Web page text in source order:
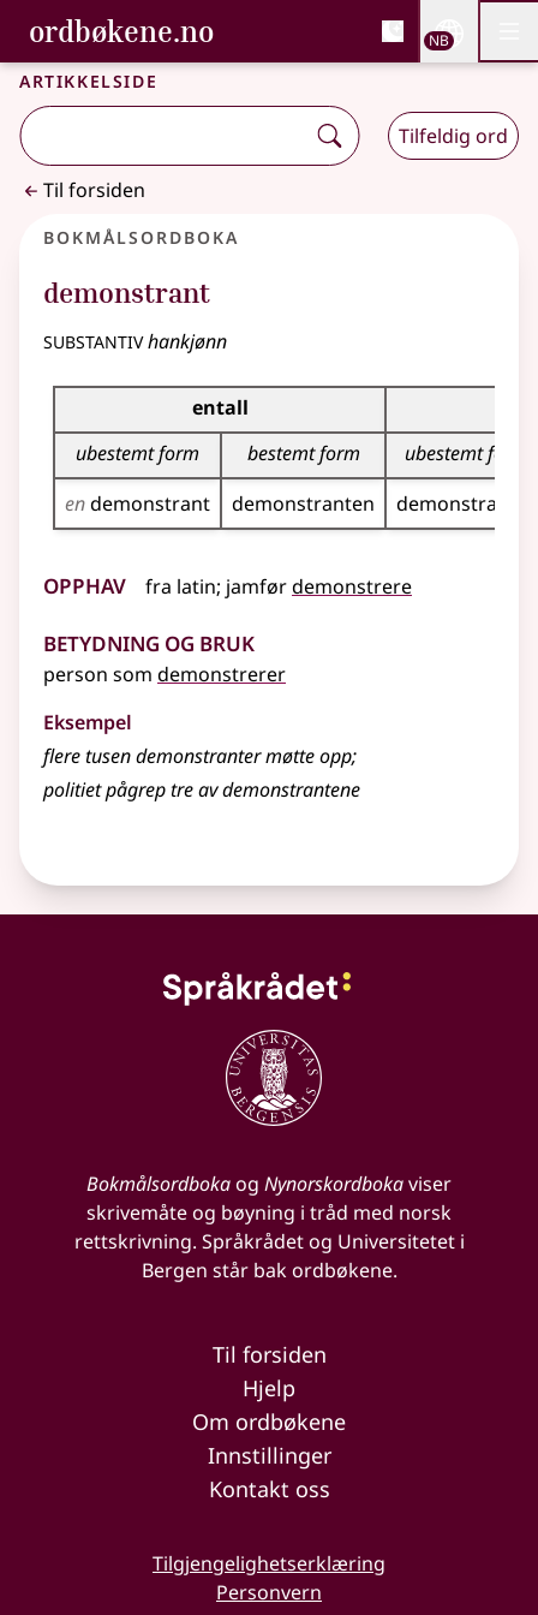
Gå til hovedinnhold
Tilgjengelighet
ordbøkene.no, Bokmålsordboka og
Bokmålsordboka og Nynorskordboka
NB
Artikkelside
Tilfeldig ord
Til forsiden
Bokmålsordboka
demonstrant
substantivhankjønn
Bøyingstabell for dette substantivet
entall
ubestemt form
bestemt form
ubestemt form
endemonstrant demonstranten demonstranter
Opphav fra latin; jamførdemonstrere
Betydning og bruk
person som demonstrerer
Eksempel
flere tusen demonstranter møtte opp;
politiet pågrep tre av demonstrantene
Bokmålsordbokaog Nynorskordbokaviser
skrivemåte og bøyning i tråd med norsk
rettskrivning. Språkrådet og Universitetet i
Bergen står bak ordbøkene.
Til forsiden
Hjelp
Om ordbøkene
Innstillinger
Kontakt oss
Tilgjengelighetserklæring
Personvern